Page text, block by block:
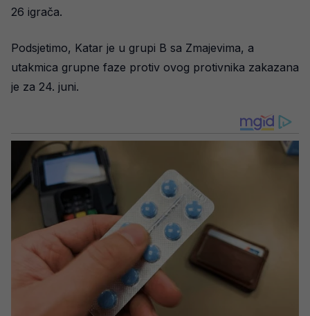
26 igrača.
Podsjetimo, Katar je u grupi B sa Zmajevima, a
utakmica grupne faze protiv ovog protivnika zakazana
je za 24. juni.